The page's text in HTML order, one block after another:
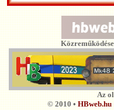
Az
© 2010 •HBweb.hu